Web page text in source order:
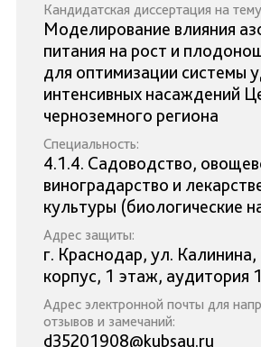
Кандидатская диссертация на
Моделирование влияния
питания на рост и
для оптимизации системы
интенсивных насаждений
черноземного региона
Специальность:
4.1.4. Садоводство,
виноградарство и
культуры (биологические
Адрес защиты:
г. Краснодар, ул.
корпус, 1 этаж, аудитория
Адрес электронной почты для
отзывов и замечаний:
d35201908@kubsau.ru